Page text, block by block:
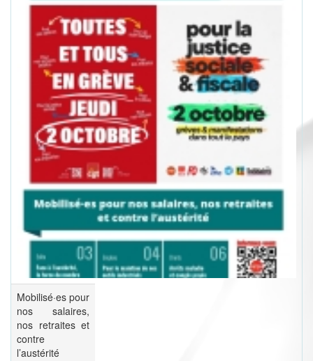
Mobilisé·es pour
nos salaires,
nos retraites et
contre
l’austérité